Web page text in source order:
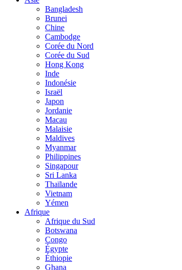
Bangladesh
Brunei
Chine
Cambodge
Corée du Nord
Corée du Sud
Hong Kong
Inde
Indonésie
Israël
Japon
Jordanie
Macau
Malaisie
Maldives
Myanmar
Philippines
Singapour
Sri Lanka
Thaïlande
Vietnam
Yémen
Afrique
Afrique du Sud
Botswana
Congo
Égypte
Éthiopie
Ghana